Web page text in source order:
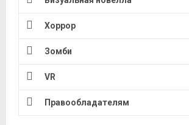
Хоррор
Зомби
VR
Правообладателям